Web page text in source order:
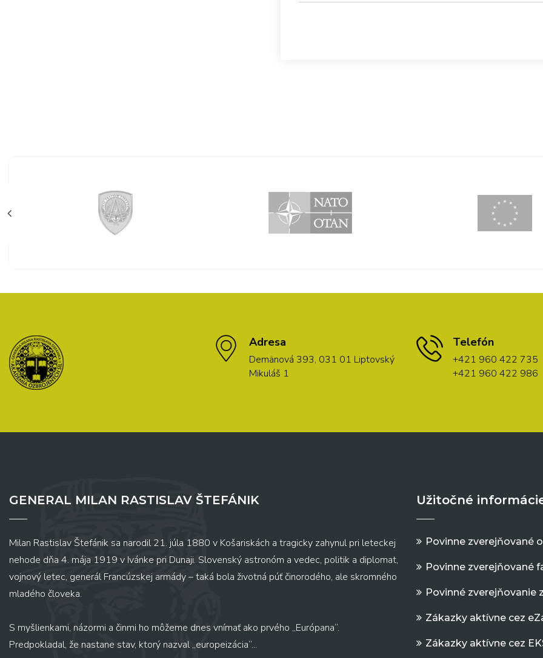
Adresa
Demänová 393, 031 01 Liptovský
Mikuláš 1
Telefón
+421 960 422 735
+421 960 422 986
GENERAL MILAN RASTISLAV ŠTEFÁNIK
Milan Rastislav Štefánik sa narodil 21. júla 1880 v Košariskách a tragicky zahynul pri leteckej
nehode dňa 4. mája 1919 v Ivánke pri Dunaji. Slovenský astronóm a vedec, politik a diplomat,
vojnový letec, generál Francúzskej armády – taká bola životná púť činorodého, ale skromného
mladého človeka.
S myšlienkami, názormi a činmi ho môžeme dnes vnímať ako prvého „Európana“.
Predpokladal, že nastane stav, ktorý nazval „europeizácia“...
Užitočné
Povinne zverejňované
Povinne zverejňované
Povinné zverejňovanie
Zákazky aktívne cez
Zákazky aktívne cez